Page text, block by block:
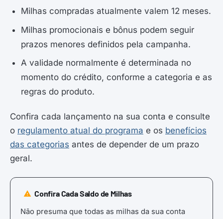
Milhas compradas atualmente valem 12 meses.
Milhas promocionais e bônus podem seguir
prazos menores definidos pela campanha.
A validade normalmente é determinada no
momento do crédito, conforme a categoria e as
regras do produto.
Confira cada lançamento na sua conta e consulte
o regulamento atual do programa e os benefícios
das categorias antes de depender de um prazo
geral.
Confira Cada Saldo de Milhas
Não presuma que todas as milhas da sua conta